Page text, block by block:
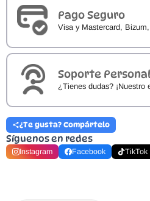
Pago Seguro
Visa y Mastercard,
Soporte
¿Tienes dudas? ¡Nuestro
¿Te gusta? Compártelo
Síguenos en redes
Instagram Facebook TikTok